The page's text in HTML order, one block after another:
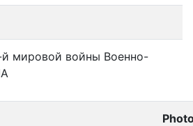
й мировой войны Военно-